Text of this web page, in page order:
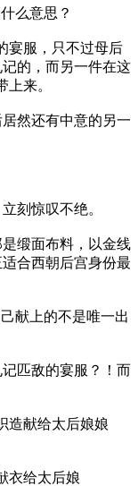
么意思？
服，只不过母后
的，而另一件在这
来。
然还有中意的另一
刻惊叹不绝。
缎面布料，以金线
合西朝后宫身份最
上的不是唯一出
匹敌的宴服？！而
献给太后娘娘
给太后娘